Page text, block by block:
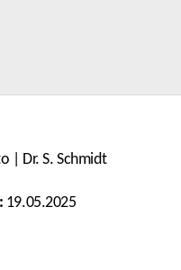
| Dr. S. Schmidt
19.05.2025